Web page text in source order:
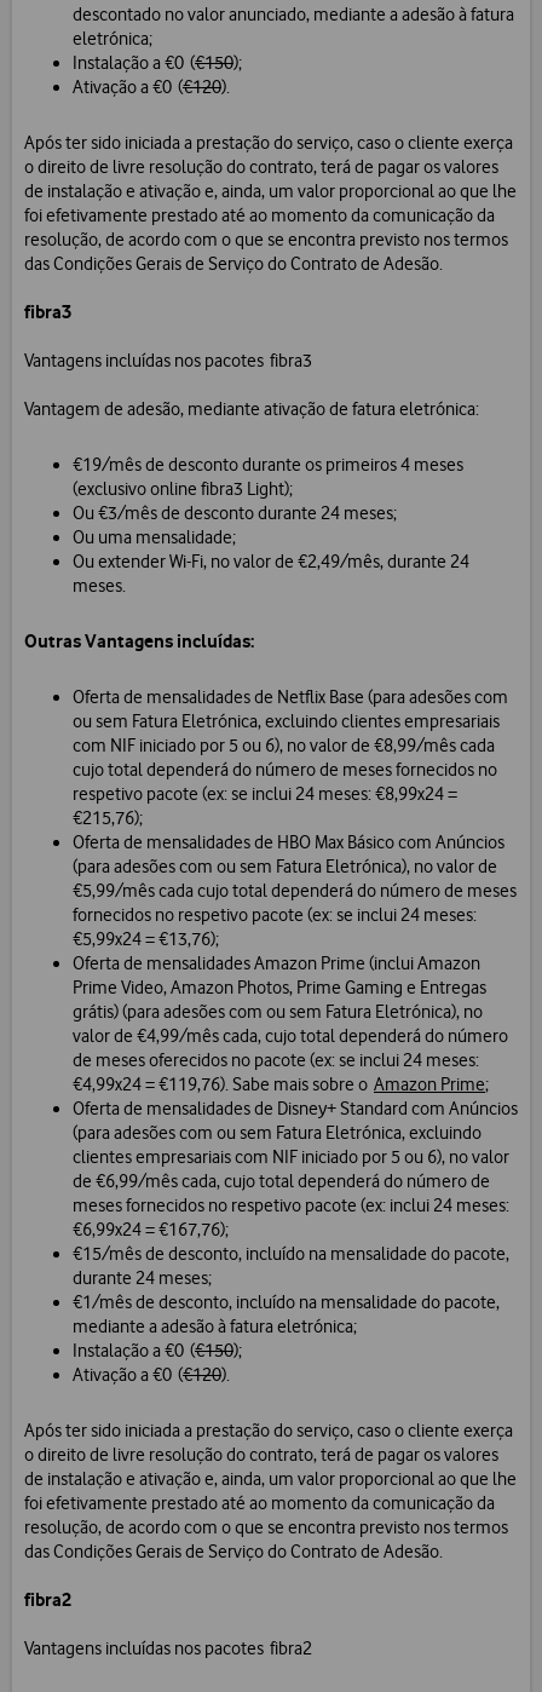
descontado no valor anunciado, mediante a adesão à fatura
eletrónica;
Instalação a €0 (€150);
Ativação a €0 (€120).
Após ter sido iniciada a prestação do serviço, caso o cliente exerça
o direito de livre resolução do contrato, terá de pagar os valores
de instalação e ativação e, ainda, um valor proporcional ao que lhe
foi efetivamente prestado até ao momento da comunicação da
resolução, de acordo com o que se encontra previsto nos termos
das Condições Gerais de Serviço do Contrato de Adesão.
fibra3
Vantagens incluídas nos pacotes fibra3
Vantagem de adesão, mediante ativação de fatura eletrónica:
€19/mês de desconto durante os primeiros 4 meses
(exclusivo online fibra3 Light);
Ou €3/mês de desconto durante 24 meses;
Ou uma mensalidade;
Ou extender Wi-Fi, no valor de €2,49/mês, durante 24
meses.
Outras Vantagens incluídas:
Oferta de mensalidades de Netflix Base (para adesões com
ou sem Fatura Eletrónica, excluindo clientes empresariais
com NIF iniciado por 5 ou 6), no valor de €8,99/mês cada
cujo total dependerá do número de meses fornecidos no
respetivo pacote (ex: se inclui 24 meses: €8,99x24 =
€215,76);
Oferta de mensalidades de HBO Max Básico com Anúncios
(para adesões com ou sem Fatura Eletrónica), no valor de
€5,99/mês cada cujo total dependerá do número de meses
fornecidos no respetivo pacote (ex: se inclui 24 meses:
€5,99x24 = €13,76);
Oferta de mensalidades Amazon Prime (inclui Amazon
Prime Video, Amazon Photos, Prime Gaming e Entregas
grátis) (para adesões com ou sem Fatura Eletrónica), no
valor de €4,99/mês cada, cujo total dependerá do número
de meses oferecidos no pacote (ex: se inclui 24 meses:
€4,99x24 = €119,76). Sabe mais sobre o Amazon Prime;
Oferta de mensalidades de Disney+ Standard com Anúncios
(para adesões com ou sem Fatura Eletrónica, excluindo
clientes empresariais com NIF iniciado por 5 ou 6), no valor
de €6,99/mês cada, cujo total dependerá do número de
meses fornecidos no respetivo pacote (ex: inclui 24 meses:
€6,99x24 = €167,76);
€15/mês de desconto, incluído na mensalidade do pacote,
durante 24 meses;
€1/mês de desconto, incluído na mensalidade do pacote,
mediante a adesão à fatura eletrónica;
Instalação a €0 (€150);
Ativação a €0 (€120).
Após ter sido iniciada a prestação do serviço, caso o cliente exerça
o direito de livre resolução do contrato, terá de pagar os valores
de instalação e ativação e, ainda, um valor proporcional ao que lhe
foi efetivamente prestado até ao momento da comunicação da
resolução, de acordo com o que se encontra previsto nos termos
das Condições Gerais de Serviço do Contrato de Adesão.
fibra2
Vantagens incluídas nos pacotes fibra2